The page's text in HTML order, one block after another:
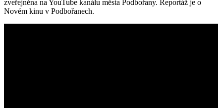
zveřejněna na YouTube kanálu města Podbořany. Reportáž je o
Novém kinu v Podbořanech.